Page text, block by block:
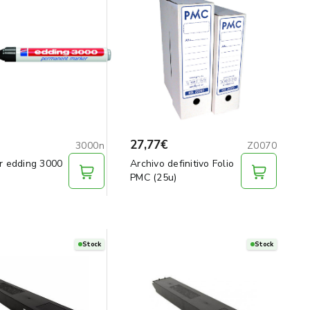
3000n
edding 3000
27,77€
Z0070
Archivo definitivo Folio
PMC (25u)
Stock Stock